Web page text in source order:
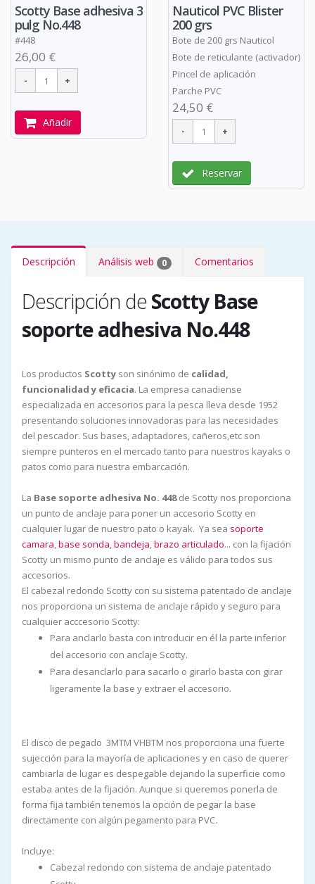
Scotty Base adhesiva 3
pulg No.448
#448
26,00 €
Añadir
Nauticol PVC Blister
200 grs
Bote de 200 grs Nauticol
Bote de reticulante (activador)
Pincel de aplicación
Parche PVC
24,50 €
Reservar
Descripción Análisis web 0 Comentarios
Descripción deScotty Base
soporte adhesiva No.448
Los productos Scotty son sinónimo de calidad,
funcionalidad y eficacia. La empresa canadiense
especializada en accesorios para la pesca lleva desde 1952
presentando soluciones innovadoras para las necesidades
del pescador. Sus bases, adaptadores, cañeros,etc son
siempre punteros en el mercado tanto para nuestros kayaks o
patos como para nuestra embarcación.
La Base soporte adhesiva No. 448de Scotty nos proporciona
un punto de anclaje para poner un accesorio Scotty en
cualquier lugar de nuestro pato o kayak. Ya sea soporte
camara,base sonda,bandeja,brazo articulado... con la fijación
Scotty un mismo punto de anclaje es válido para todos sus
accesorios.
El cabezal redondo Scotty con su sistema patentado de anclaje
nos proporciona un sistema de anclaje rápido y seguro para
cualquier acccesorio Scotty:
Para anclarlo basta con introducir en él la parte inferior
del accesorio con anclaje Scotty.
Para desanclarlo para sacarlo o girarlo basta con girar
ligeramente la base y extraer el accesorio.
El disco de pegado 3MTM VHBTM nos proporciona una fuerte
sujección para la mayoría de aplicaciones y en caso de querer
cambiarla de lugar es despegable dejando la superficie como
estaba antes de la fijación. Aunque si queremos ponerla de
forma fija también tenemos la opción de pegar la base
directamente con algún pegamento para PVC.
Incluye:
Cabezal redondo con sistema de anclaje patentado